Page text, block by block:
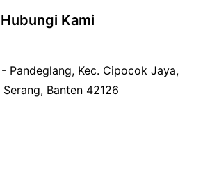
Hubungi Kami
Pandeglang, Kec. Cipocok Jaya,
Serang, Banten 42126